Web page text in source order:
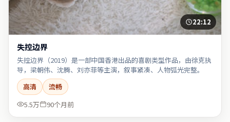
22:12
失控边界
失控边界（2019）是一部中国香港出品的喜剧类型作品，由徐克执
导，梁朝伟、沈腾、刘亦菲等主演，叙事紧凑、人物弧光完整。
高清
流畅
5.5万
90个月前